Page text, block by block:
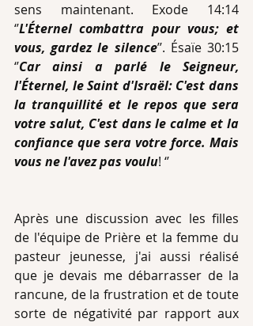
sens maintenant. Exode 14:14
‘’L'Éternel combattra pour vous; et
vous, gardez le silence’’. Ésaïe 30:15
‘’Car ainsi a parlé le Seigneur,
l'Éternel, le Saint d'Israël: C'est dans
la tranquillité et le repos que sera
votre salut, C'est dans le calme et la
confiance que sera votre force. Mais
vous ne l'avez pas voulu! ‘’
Après une discussion avec les filles
de l'équipe de Prière et la femme du
pasteur jeunesse, j'ai aussi réalisé
que je devais me débarrasser de la
rancune, de la frustration et de toute
sorte de négativité par rapport aux